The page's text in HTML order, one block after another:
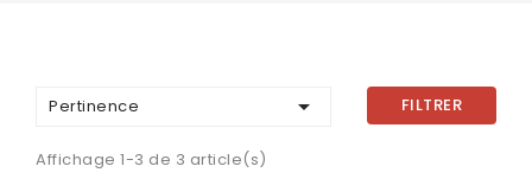
Pertinence  FILTRER
Affichage 1-3 de 3 article(s)